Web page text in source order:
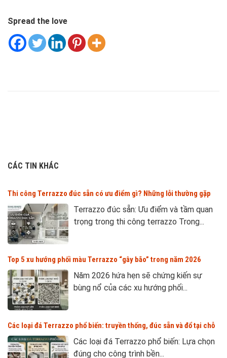
Spread the love
CÁC TIN KHÁC
Thi công Terrazzo đúc sẵn có ưu điểm gì? Những lỗi thường gặp
Terrazzo đúc sẵn: Ưu điểm và tầm quan
trọng trong thi công terrazzo Trong...
Top 5 xu hướng phối màu Terrazzo “gây bão” trong năm 2026
Năm 2026 hứa hẹn sẽ chứng kiến sự
bùng nổ của các xu hướng phối...
Các loại đá Terrazzo phổ biến: truyền thống, đúc sẵn và đổ tại chỗ
Các loại đá Terrazzo phổ biến: Lựa chọn
đúng cho công trình bền...